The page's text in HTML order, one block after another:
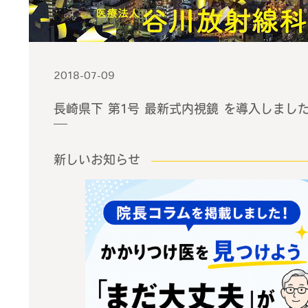
2018-07-09
長崎県下 第1号 最新式内視鏡 を導入しまし
新しいお知らせ